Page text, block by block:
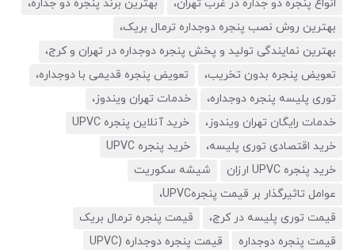
انواع پنجره دو جداره در غرب تهران،
بهترین برند پنجره دو جداره،
بهترین روش نصب پنجره دوجداره ترمال بریک،
بهترین نمایندگی تولید و پخش پنجره دوجداره در تهران و کرج،
تعویض پنجره بدون تخریب،
تعویض پنجره قدیمی با دوجداره،
توری پلیسه پنجره دوجداره،
خدمات تهران ویندوز،
خدمات رایگان تهران ویندوز،
خرید آنلاین پنجره UPVC
خرید اقتصادی توری پلیسه،
خرید پنجره UPVC
خرید پنجره UPVC ارزان
شیشه سکوریت
عوامل تاثیرگذار بر قیمت پنجرهUPVC،
قیمت توری پلیسه در کرج،
قیمت پنجره ترمال بریک
قیمت پنجره دوجداره
قیمت پنجره دوجداره (UPVC